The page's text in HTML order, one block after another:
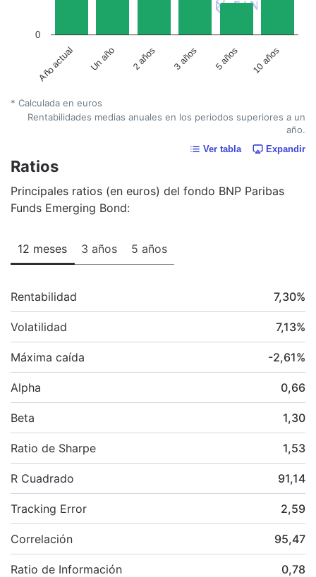
Año actual Un año 2 años 3 años 5 años 10 años
0
* Calculada en euros
Rentabilidades medias anuales en los periodos superiores a un
año.
Ver tabla Expandir
Ratios
Principales ratios (en euros) del fondo BNP Paribas
Funds Emerging Bond:
12 meses 3 años 5 años
Rentabilidad 7,30%
Volatilidad 7,13%
Máxima caída -2,61%
Alpha 0,66
Beta 1,30
Ratio de Sharpe 1,53
R Cuadrado 91,14
Tracking Error 2,59
Correlación 95,47
Ratio de Información 0,78